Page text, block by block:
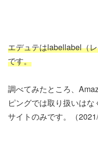
エデュテはlabellabel（
です。
調べてみたところ、
ピングでは取り扱いは
サイトのみです。（2021/